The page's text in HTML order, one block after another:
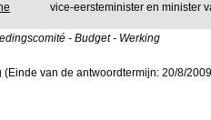
vice-eersteminister en minister
- Budget - Werking
(Einde van de antwoordtermijn: 20/8/